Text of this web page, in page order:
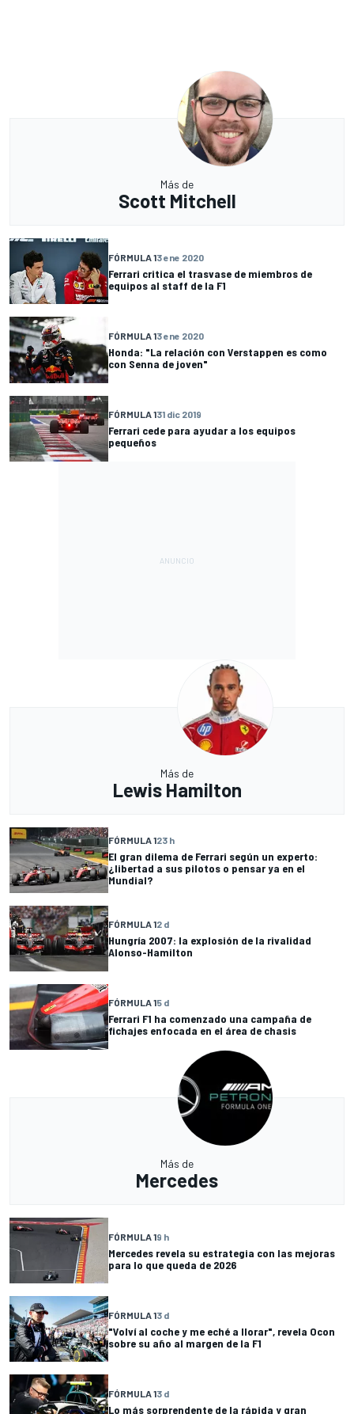
Más de
Scott Mitchell
FÓRMULA 13 ene 2020
Ferrari critica el trasvase de miembros de
equipos al staff de la F1
FÓRMULA 13 ene 2020
Honda: "La relación con Verstappen es como
con Senna de joven"
FÓRMULA 131 dic 2019
Ferrari cede para ayudar a los equipos
pequeños
Más de
Lewis Hamilton
FÓRMULA 123 h
El gran dilema de Ferrari según un experto:
¿libertad a sus pilotos o pensar ya en el
Mundial?
FÓRMULA 12 d
Hungría 2007: la explosión de la rivalidad
Alonso-Hamilton
FÓRMULA 15 d
Ferrari F1 ha comenzado una campaña de
fichajes enfocada en el área de chasis
Más de
Mercedes
FÓRMULA 19 h
Mercedes revela su estrategia con las mejoras
para lo que queda de 2026
FÓRMULA 13 d
"Volví al coche y me eché a llorar", revela Ocon
sobre su año al margen de la F1
FÓRMULA 13 d
Lo más sorprendente de la rápida y gran